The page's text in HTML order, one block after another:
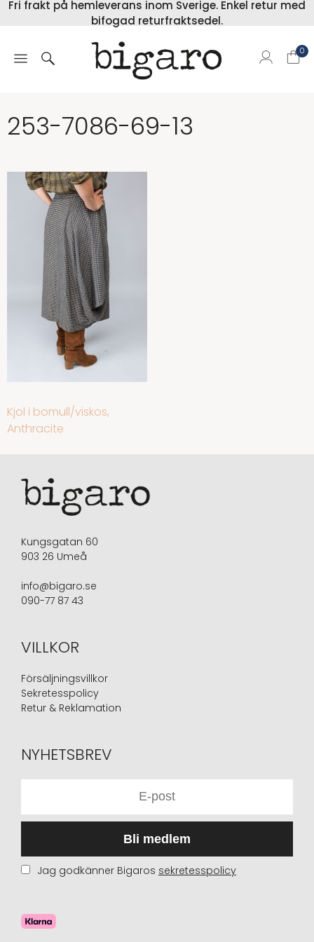
Fri frakt på hemleverans inom Sverige. Enkel retur med
bifogad returfraktsedel.
0
253-7086-69-13
INLÄGGSNAVIGERING
Kjol i bomull/viskos,
Anthracite
Kungsgatan 60
903 26 Umeå
info@bigaro.se
090-77 87 43
VILLKOR
Försäljningsvillkor
Sekretesspolicy
Retur & Reklamation
NYHETSBREV
Bli medlem
Jag godkänner Bigaros sekretesspolicy